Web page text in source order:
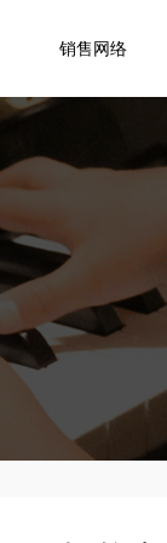
销售网络